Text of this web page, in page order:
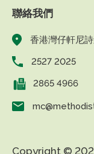
聯絡我們
香港灣仔軒尼
2527 2025
2865 4966
Copyright ©